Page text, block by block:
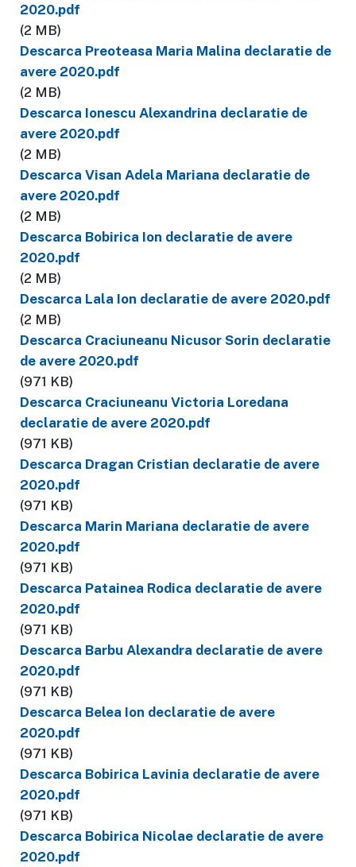
2020.pdf
(2 MB)
Descarca Preoteasa Maria Malina declaratie de
avere 2020.pdf
(2 MB)
Descarca Ionescu Alexandrina declaratie de
avere 2020.pdf
(2 MB)
Descarca Visan Adela Mariana declaratie de
avere 2020.pdf
(2 MB)
Descarca Bobirica Ion declaratie de avere
2020.pdf
(2 MB)
Descarca Lala Ion declaratie de avere 2020.pdf
(2 MB)
Descarca Craciuneanu Nicusor Sorin declaratie
de avere 2020.pdf
(971 KB)
Descarca Craciuneanu Victoria Loredana
declaratie de avere 2020.pdf
(971 KB)
Descarca Dragan Cristian declaratie de avere
2020.pdf
(971 KB)
Descarca Marin Mariana declaratie de avere
2020.pdf
(971 KB)
Descarca Patainea Rodica declaratie de avere
2020.pdf
(971 KB)
Descarca Barbu Alexandra declaratie de avere
2020.pdf
(971 KB)
Descarca Belea Ion declaratie de avere
2020.pdf
(971 KB)
Descarca Bobirica Lavinia declaratie de avere
2020.pdf
(971 KB)
Descarca Bobirica Nicolae declaratie de avere
2020.pdf